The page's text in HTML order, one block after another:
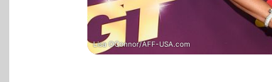
Lisa OConnor/AFF-USA.com